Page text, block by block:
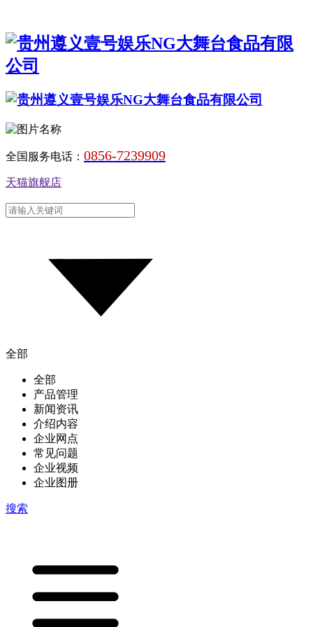
全国服务电话： 0856-7239909
天猫旗舰店
全部
全部
产品管理
新闻资讯
介绍内容
企业网点
常见问题
企业视频
企业图册
搜索